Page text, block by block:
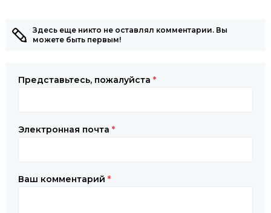
Здесь еще никто не оставлял комментарии. Вы
можете быть первым!
Представьтесь, пожалуйста *
Электронная почта *
Ваш комментарий *